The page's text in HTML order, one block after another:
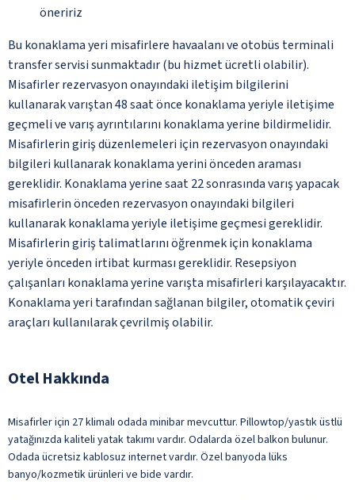
öneririz
Bu konaklama yeri misafirlere havaalanı ve otobüs terminali
transfer servisi sunmaktadır (bu hizmet ücretli olabilir).
Misafirler rezervasyon onayındaki iletişim bilgilerini
kullanarak varıştan 48 saat önce konaklama yeriyle iletişime
geçmeli ve varış ayrıntılarını konaklama yerine bildirmelidir.
Misafirlerin giriş düzenlemeleri için rezervasyon onayındaki
bilgileri kullanarak konaklama yerini önceden araması
gereklidir. Konaklama yerine saat 22 sonrasında varış yapacak
misafirlerin önceden rezervasyon onayındaki bilgileri
kullanarak konaklama yeriyle iletişime geçmesi gereklidir.
Misafirlerin giriş talimatlarını öğrenmek için konaklama
yeriyle önceden irtibat kurması gereklidir. Resepsiyon
çalışanları konaklama yerine varışta misafirleri karşılayacaktır.
Konaklama yeri tarafından sağlanan bilgiler, otomatik çeviri
araçları kullanılarak çevrilmiş olabilir.
Otel Hakkında
Misafirler için 27 klimalı odada minibar mevcuttur. Pillowtop/yastık üstlü
yatağınızda kaliteli yatak takımı vardır. Odalarda özel balkon bulunur.
Odada ücretsiz kablosuz internet vardır. Özel banyoda lüks
banyo/kozmetik ürünleri ve bide vardır.